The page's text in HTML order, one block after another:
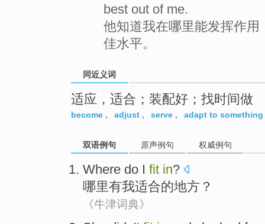
best out of me.
他知道我在哪里能发挥作
佳水平。
同近义词
适应，适合；装配好；找时间做
become , adjust , serve , adapt to something
双语例句 原声例句 权威例句
Where do I fit in?
哪里有我适合的地方？
《牛津词典》